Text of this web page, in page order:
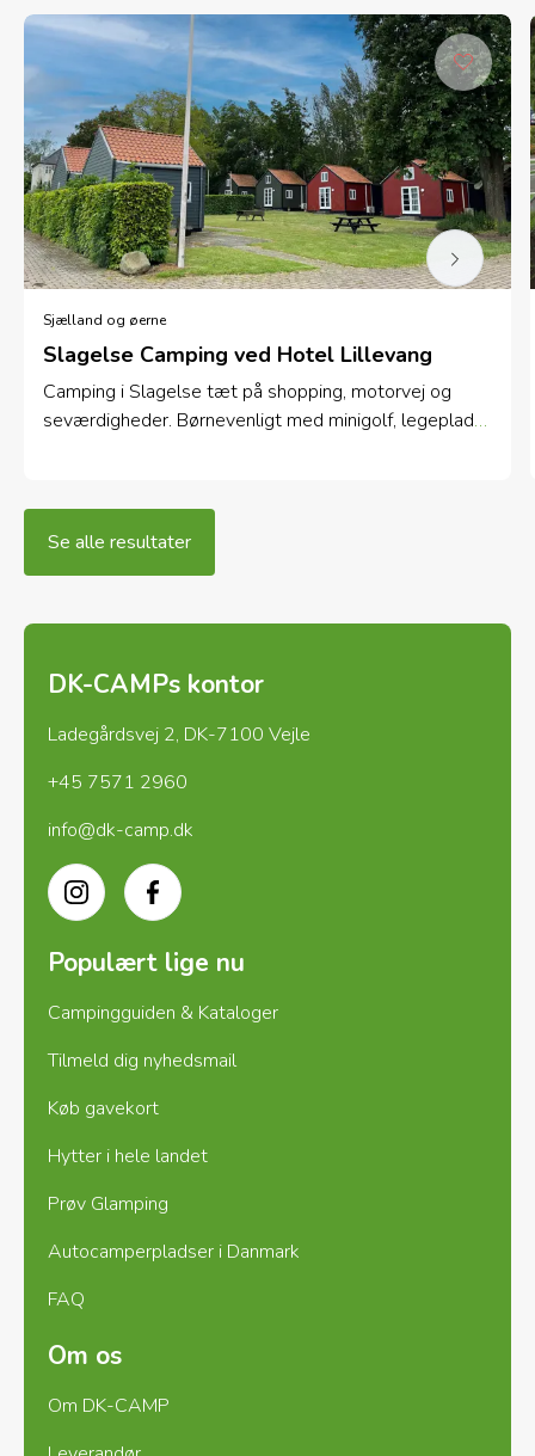
Sjælland og øerne
Slagelse Camping ved Hotel Lillevang
Camping i Slagelse tæt på shopping, motorvej og
seværdigheder. Børnevenligt med minigolf, legeplads
Se alle resultater
DK-CAMPs kontor
Ladegårdsvej 2, DK-7100 Vejle
+45 7571 2960
info@dk-camp.dk
InstagramFacebook
Populært lige nu
Campingguiden & Kataloger
Tilmeld dig nyhedsmail
Køb gavekort
Hytter i hele landet
Prøv Glamping
Autocamperpladser i Danmark
FAQ
Om os
Om DK-CAMP